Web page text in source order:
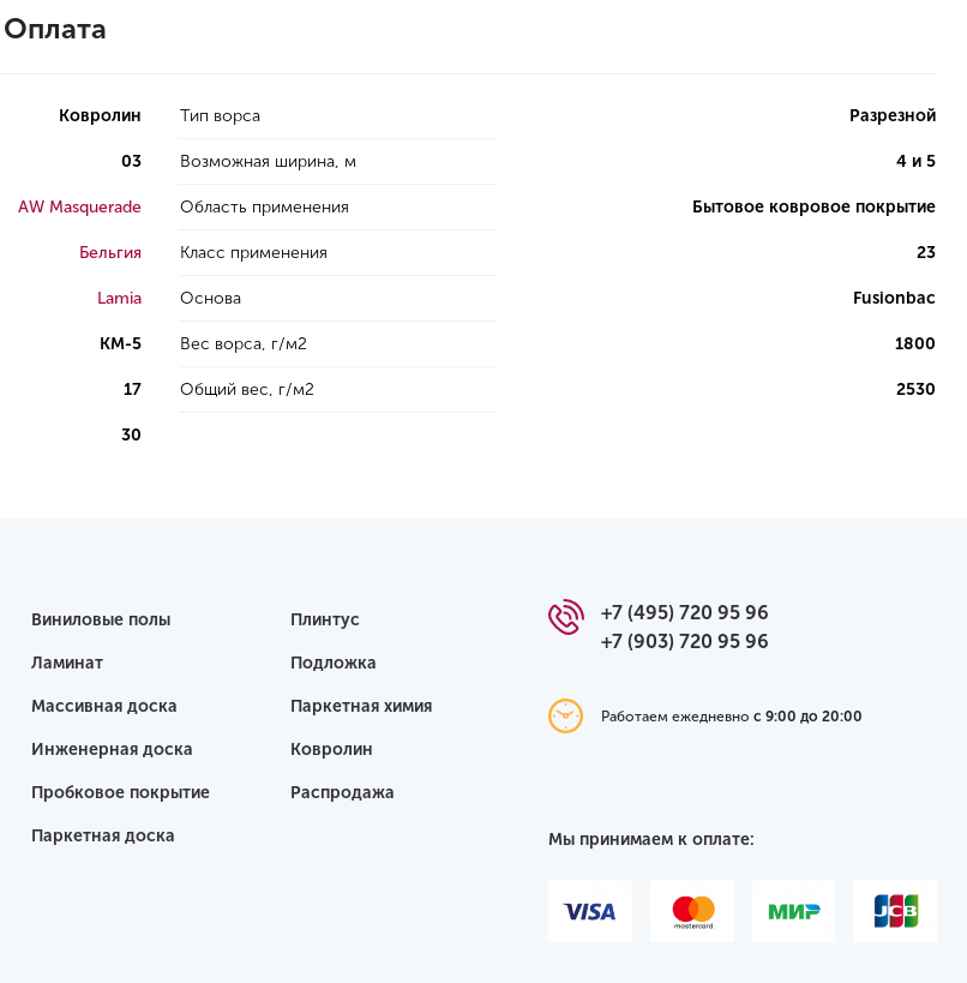
Оплата
Ковролин
03
AW Masquerade
Бельгия
Lamia
КМ-5
17
30
Тип ворса Разрезной
Возможная ширина, м 4 и 5
Область применения Бытовое ковровое покрытие
Класс применения 23
Основа Fusionbac
Вес ворса, г/м2 1800
Общий вес, г/м2 2530
Виниловые полы
Ламинат
Массивная доска
Инженерная доска
Пробковое покрытие
Паркетная доска
Плинтус
Подложка
Паркетная химия
Ковролин
Распродажа
+7 (495) 720 95 96
+7 (903) 720 95 96
Работаем ежедневнос 9:00 до 20:00
Мы принимаем к оплате: